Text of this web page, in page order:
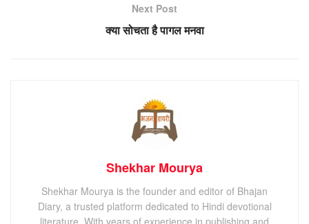
Next Post
क्या सोचता है पागल मनवा
Shekhar Mourya
Shekhar Mourya is the founder and editor of Bhajan
Diary, a trusted platform dedicated to Hindi devotional
literature. With years of experience in publishing and